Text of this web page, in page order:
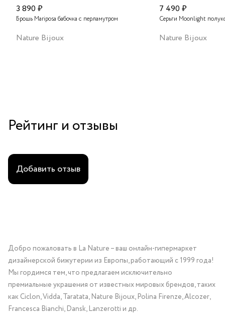
3 890 ₽
Брошь Mariposa бабочка с перламутром
Nature Bijoux
7 490 ₽
Серьги Moonlight
Nature Bijoux
Рейтинг и отзывы
Добавить отзыв
Добро пожаловать в La Nature – ваш онлайн-гипермаркет
дизайнерской бижутерии из Европы, работающий с 1999 года!
Мы гордимся тем, что предлагаем исключительно
премиальные украшения от известных мировых брендов, таких
как Ciclon, Vidda, Taratata, Nature Bijoux, Polina Firenze, Alcozer,
Francesca Bianchi, Dansk, Lanzerotti и др.